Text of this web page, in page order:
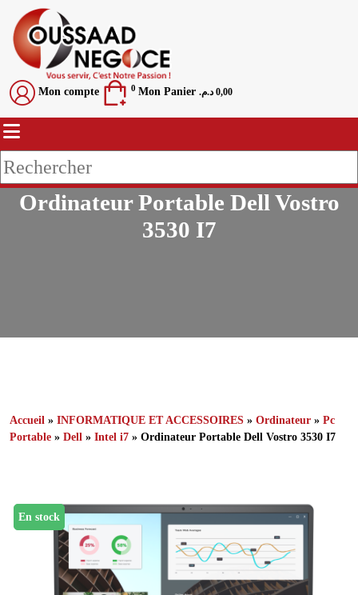
Mon compte 0 Mon Panier 0,00 د.م.
Ordinateur Portable Dell Vostro
3530 I7
Accueil » INFORMATIQUE ET ACCESSOIRES » Ordinateur » Pc
Portable » Dell » Intel i7 » Ordinateur Portable Dell Vostro 3530 I7
En stock